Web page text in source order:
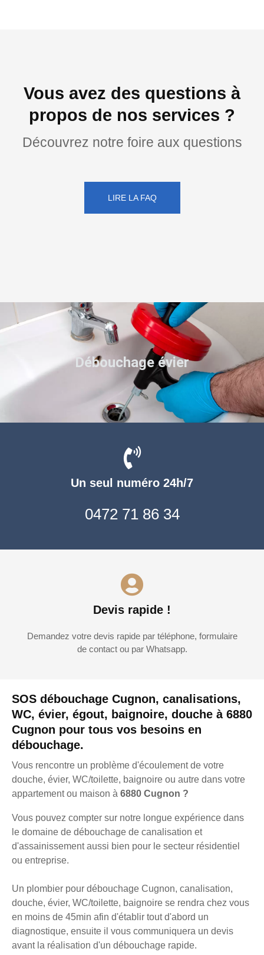
Vous avez des questions à
propos de nos services ?
Découvrez notre foire aux questions
LIRE LA FAQ
SOS débouchage Cugnon, canalisations,
WC, évier, égout, baignoire, douche à 6880
Cugnon pour tous vos besoins en
débouchage.
Vous rencontre un problème d'écoulement de votre
douche, évier, WC/toilette, baignoire ou autre dans votre
appartement ou maison à 6880 Cugnon ?
Vous pouvez compter sur notre longue expérience dans
le domaine de débouchage de canalisation et
d'assainissement aussi bien pour le secteur résidentiel
ou entreprise.
Un plombier pour débouchage Cugnon, canalisation,
douche, évier, WC/toilette, baignoire se rendra chez vous
en moins de 45min afin d'établir tout d'abord un
diagnostique, ensuite il vous communiquera un devis
avant la réalisation d'un débouchage rapide.
Un seul numéro 24h/7
0472 71 86 34
Devis rapide !
Demandez votre devis rapide par téléphone, formulaire
de contact ou par Whatsapp.
Débouchage évier